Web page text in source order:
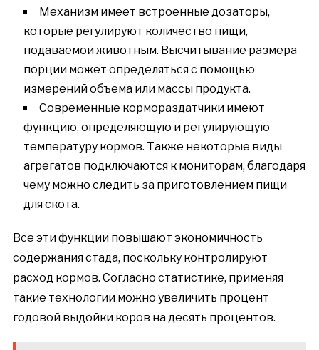
Механизм имеет встроенные дозаторы,
которые регулируют количество пищи,
подаваемой животным. Высчитывание размера
порции может определяться с помощью
измерений объема или массы продукта.
Современные кормораздатчики имеют
функцию, определяющую и регулирующую
температуру кормов. Также некоторые виды
агрегатов подключаются к мониторам, благодаря
чему можно следить за приготовлением пищи
для скота.
Все эти функции повышают экономичность
содержания стада, поскольку контролируют
расход кормов. Согласно статистике, применяя
такие технологии можно увеличить процент
годовой выдойки коров на десять процентов.